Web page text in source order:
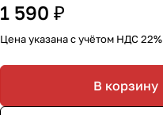
1 590 ₽
Цена указана с учётом НДС 22%
В корзину